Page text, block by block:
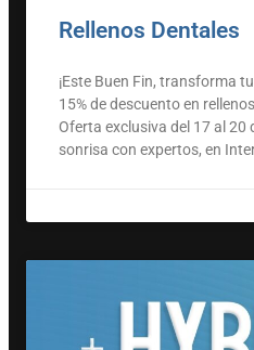
Rellenos Dentales
¡Este Buen Fin, transforma
15% de descuento en
Oferta exclusiva del 17 al 20
sonrisa con expertos, en